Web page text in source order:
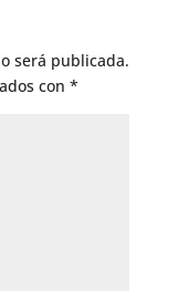
será publicada.
con *